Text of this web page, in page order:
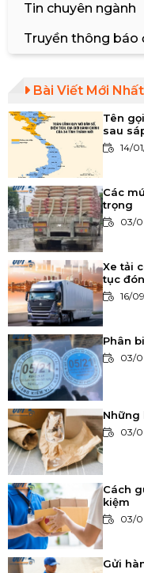
Tin chuyên ngành
Truyền thông báo
Bài Viết Mới Nhất
Tên
sau
14/
Các
trọng
03/
Xe tải
tục
16/
Phân
03/
Những
03/
Cách
kiệm
03/
Gửi